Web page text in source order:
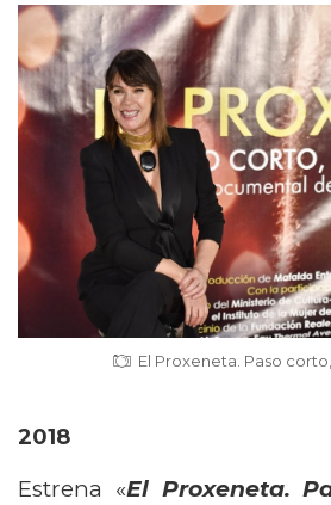
El Proxeneta. Paso
2018
Estrena «El Proxeneta.